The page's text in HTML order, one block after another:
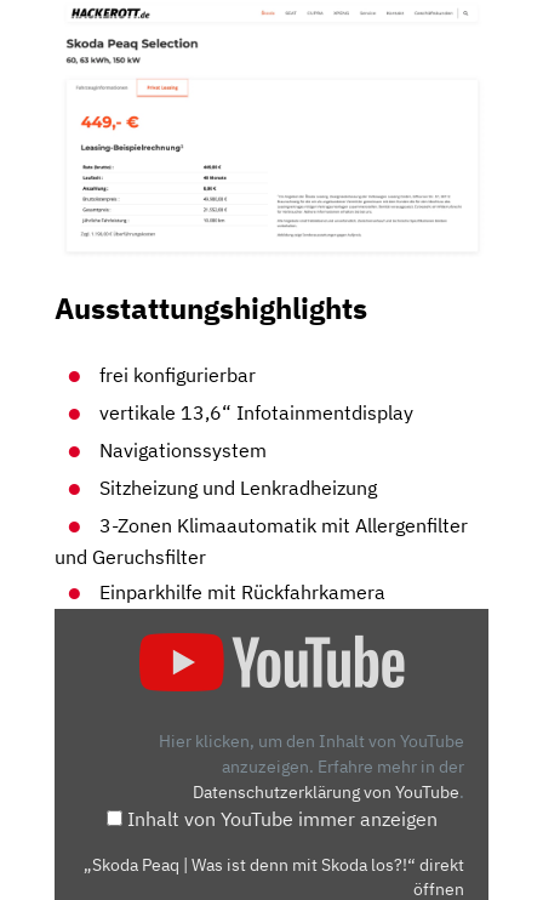
Ausstattungshighlights
frei konfigurierbar
vertikale 13,6“ Infotainmentdisplay
Navigationssystem
Sitzheizung und Lenkradheizung
3-Zonen Klimaautomatik mit Allergenfilter
und Geruchsfilter
Einparkhilfe mit Rückfahrkamera
SKODA
LOS?!“
Hier klicken, um den Inhalt von YouTube
anzuzeigen. Erfahre mehr in der
Datenschutzerklärung von YouTube.
Inhalt von YouTube immer anzeigen
„Skoda Peaq | Was ist denn mit Skoda los?!“ direkt
öffnen